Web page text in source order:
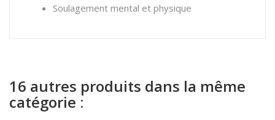
Soulagement mental et physique
16 autres produits dans la même
catégorie :